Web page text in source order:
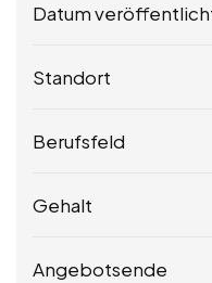
Datum
Standort
Berufsfeld
Gehalt
Angebotsende